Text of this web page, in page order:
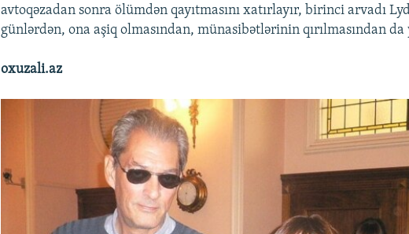
avtoqəzadan sonra ölümdən qayıtmasını xatırlayır, birinci arvadı
günlərdən, ona aşiq olmasından, münasibətlərinin qırılmasından da
oxuzali.az